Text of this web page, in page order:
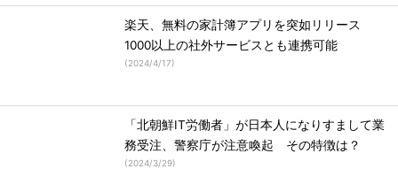
楽天、無料の家計簿アプリを突如リリース
1000以上の社外サービスとも連携可能
(2024/4/17)
「北朝鮮IT労働者」が日本人になりすまして業
務受注、警察庁が注意喚起 その特徴は？
(2024/3/29)